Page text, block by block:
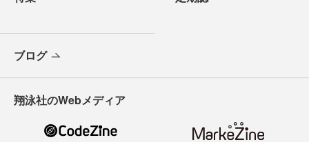
ブログ
翔泳社のWebメディア